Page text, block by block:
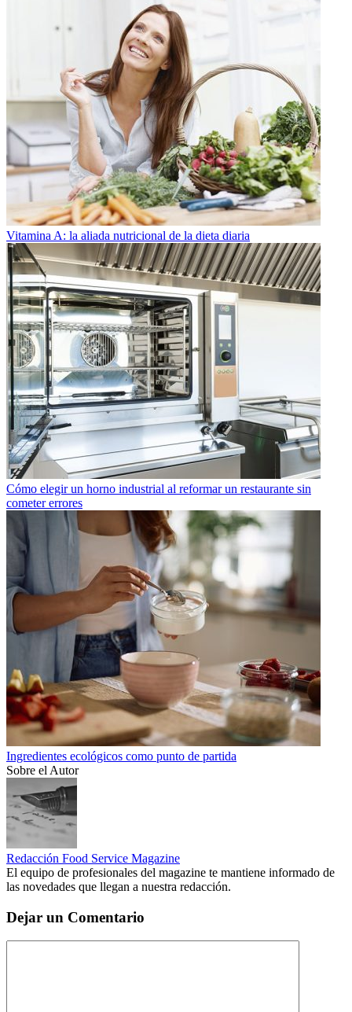
Vitamina A: la aliada nutricional de la dieta diaria
Cómo elegir un horno industrial al reformar un restaurante sin
cometer errores
Ingredientes ecológicos como punto de partida
Sobre el Autor
Redacción Food Service Magazine
El equipo de profesionales del magazine te mantiene informado de
las novedades que llegan a nuestra redacción.
Dejar un Comentario